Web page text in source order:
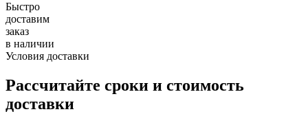
Быстро
доставим
заказ
в наличии
Условия доставки
Рассчитайте сроки и стоимость
доставки